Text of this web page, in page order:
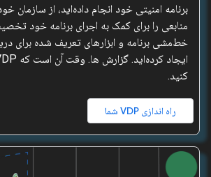
برنامه امنیتی خود انجام داده‌اید، از سازمان
منابعی را برای کمک به اجرای برنامه خود
خط‌مشی برنامه و ابزارهای تعریف شده برای
کنید.
راه اندازی VDP شما